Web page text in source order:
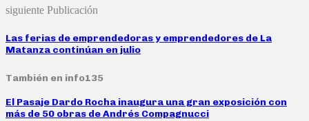
siguiente Publicación
Las ferias de emprendedoras y emprendedores de La
Matanza continúan en julio
También en info135
El Pasaje Dardo Rocha inaugura una gran exposición con
más de 50 obras de Andrés Compagnucci